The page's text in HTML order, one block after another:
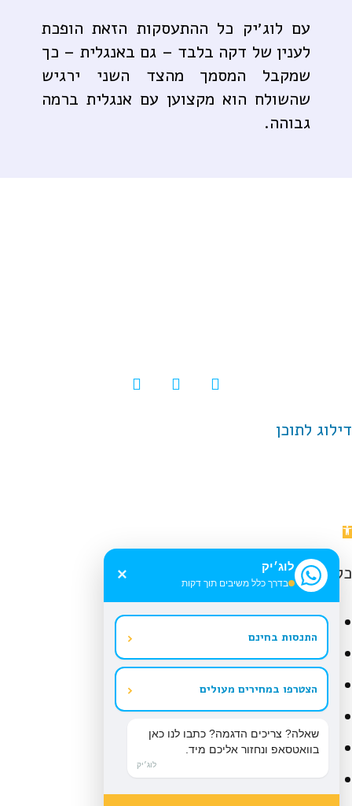
עם לוג׳יק כל ההתעסקות הזאת הופכת
לענין של דקה בלבד – גם באנגלית – כך
שמקבל המסמך מהצד השני ירגיש
שהשולח הוא מקצוען עם אנגלית ברמה
גבוהה.
דילוג לתוכן
פתח
סרגל
נגישות
כלי נגישות
הגדל טקסט
הקטן טקסט
גווני אפור
ניגודיות גבוהה
ניגודיות הפוכה
רקע בהיר
לוג׳יק
בדרך כלל משיבים תוך דקות ×
התנסות בחינם ‹
הצטרפו במחירים מעולים ‹
שאלה? צריכים הדגמה? כתבו לנו כאן
בוואטסאפ ונחזור אליכם מיד.
לוג׳יק